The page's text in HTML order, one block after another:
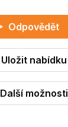
Odpovědět
Uložit nabídku
Další možnosti